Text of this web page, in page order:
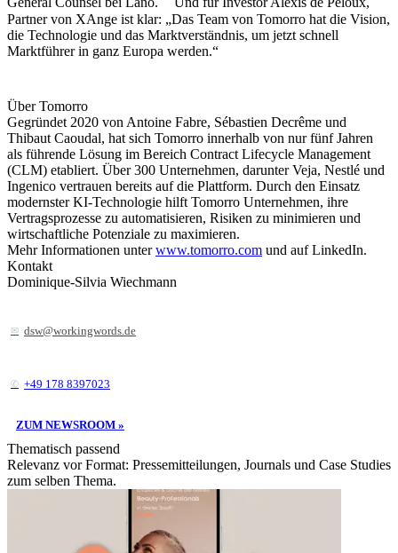
Partner von XAnge ist klar: „Das Team von Tomorro hat die Vision,
die Technologie und das Marktverständnis, um jetzt schnell
Marktführer in ganz Europa werden.“
Über Tomorro
Gegründet 2020 von Antoine Fabre, Sébastien Decrême und
Thibaut Caoudal, hat sich Tomorro innerhalb von nur fünf Jahren
als führende Lösung im Bereich Contract Lifecycle Management
(CLM) etabliert. Über 300 Unternehmen, darunter Veja, Nestlé und
Ingenico vertrauen bereits auf die Plattform. Durch den Einsatz
modernster KI-Technologie hilft Tomorro Unternehmen, ihre
Vertragsprozesse zu automatisieren, Risiken zu minimieren und
wirtschaftliche Potenziale zu maximieren.
Mehr Informationen unterwww.tomorro.com und auf LinkedIn.
Kontakt
Dominique-Silvia Wiechmann
dsw@workingwords.de
+49 178 8397023
ZUM NEWSROOM »
Thematisch passend
Relevanz vor Format: Pressemitteilungen, Journals und Case Studies
zum selben Thema.